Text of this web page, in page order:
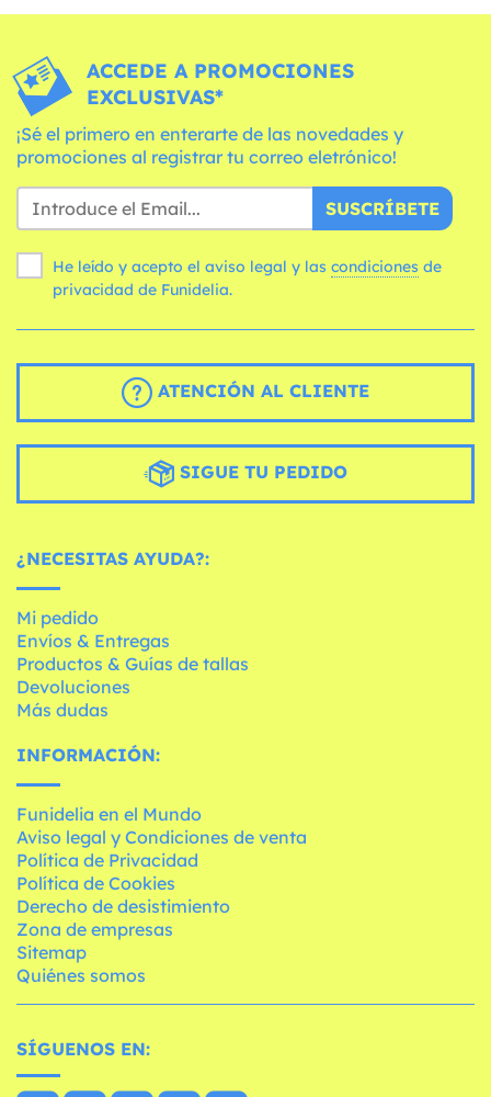
ACCEDE A PROMOCIONES
EXCLUSIVAS*
¡Sé el primero en enterarte de las novedades y
promociones al registrar tu correo eletrónico!
SUSCRÍBETE
He leído y acepto el aviso legal y las condiciones
privacidad de Funidelia.
ATENCIÓN AL CLIENTE
SIGUE TU PEDIDO
¿NECESITAS AYUDA?:
Mi pedido
Envíos & Entregas
Productos & Guías de tallas
Devoluciones
Más dudas
INFORMACIÓN:
Funidelia en el Mundo
Aviso legal y Condiciones de venta
Política de Privacidad
Política de Cookies
Derecho de desistimiento
Zona de empresas
Sitemap
Quiénes somos
SÍGUENOS EN: